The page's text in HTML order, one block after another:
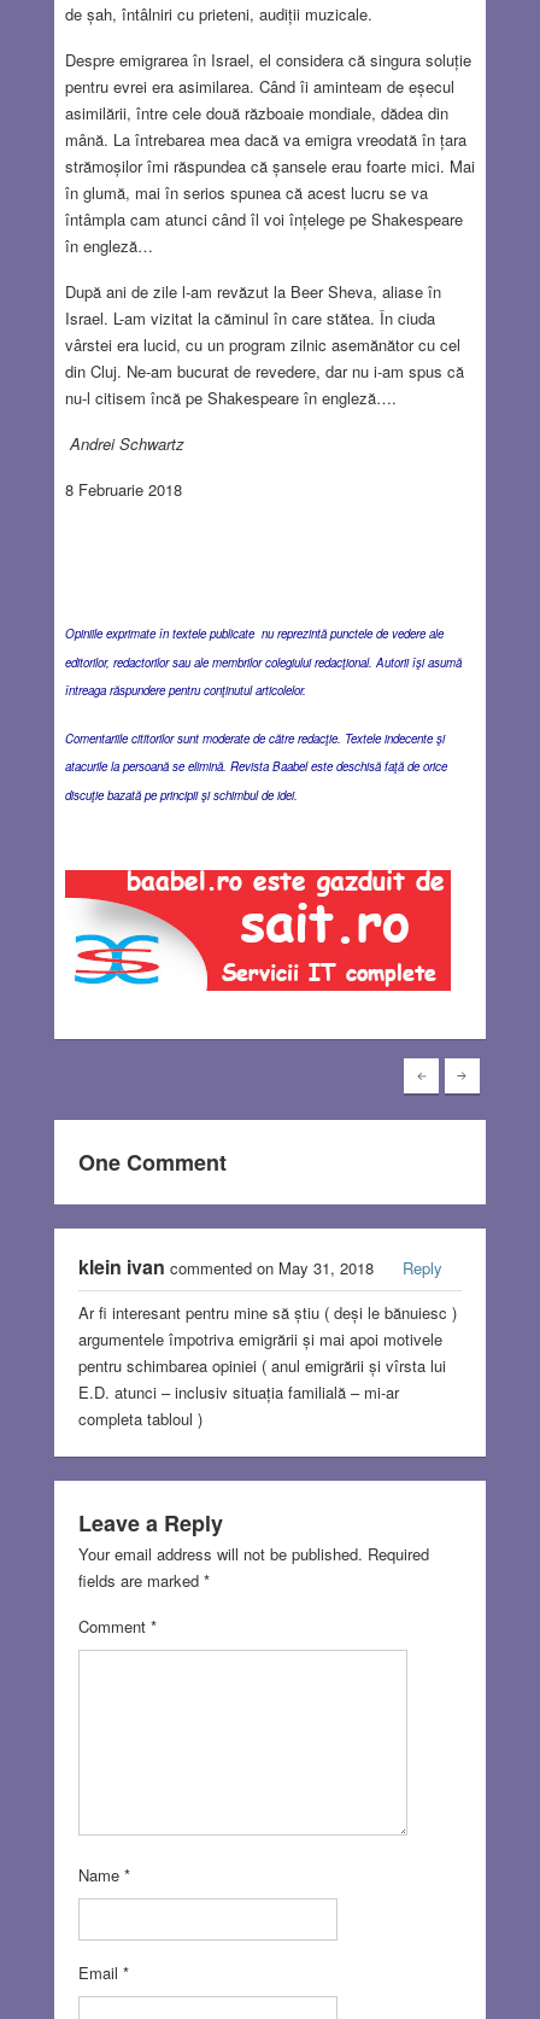
de șah, întâlniri cu prieteni, audiții muzicale.
Despre emigrarea în Israel, el considera că singura soluție
pentru evrei era asimilarea. Când îi aminteam de eșecul
asimilării, între cele două războaie mondiale, dădea din
mână. La întrebarea mea dacă va emigra vreodată în țara
strămoșilor îmi răspundea că șansele erau foarte mici. Mai
în glumă, mai în serios spunea că acest lucru se va
întâmpla cam atunci când îl voi înțelege pe Shakespeare
în engleză…
După ani de zile l-am revăzut la Beer Sheva, aliase în
Israel. L-am vizitat la căminul în care stătea. În ciuda
vârstei era lucid, cu un program zilnic asemănător cu cel
din Cluj. Ne-am bucurat de revedere, dar nu i-am spus că
nu-l citisem încă pe Shakespeare în engleză….
Andrei Schwartz
8 Februarie 2018
Opiniile exprimate în textele publicate nu reprezintă punctele de vedere ale
editorilor, redactorilor sau ale membrilor colegiului redacţional. Autorii îşi asumă
întreaga răspundere pentru conţinutul articolelor.
Comentariile cititorilor sunt moderate de către redacţie. Textele indecente şi
atacurile la persoană se elimină. Revista Baabel este deschisă faţă de orice
discuţie bazată pe principii şi schimbul de idei.
One Comment
klein ivan commented on May 31, 2018
Reply
Ar fi interesant pentru mine să știu ( deși le bănuiesc )
argumentele împotriva emigrării și mai apoi motivele
pentru schimbarea opiniei ( anul emigrării și vîrsta lui
E.D. atunci – inclusiv situația familială – mi-ar
completa tabloul )
Leave a Reply
Your email address will not be published. Required
fields are marked *
Comment *
Name *
Email *